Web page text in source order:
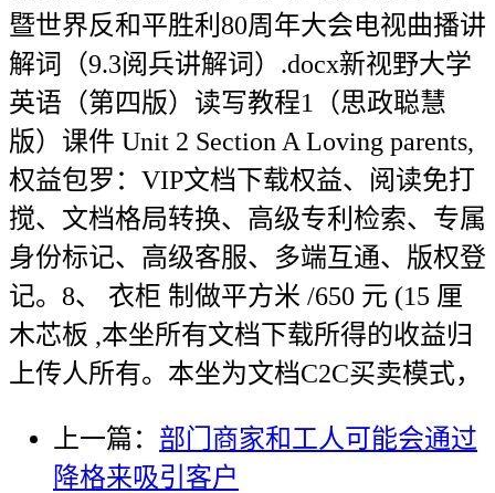
暨世界反和平胜利80周年大会电视曲播讲
解词（9.3阅兵讲解词）.docx新视野大学
英语（第四版）读写教程1（思政聪慧
版）课件 Unit 2 Section A Loving parents,
权益包罗：VIP文档下载权益、阅读免打
搅、文档格局转换、高级专利检索、专属
身份标记、高级客服、多端互通、版权登
记。8、 衣柜 制做平方米 /650 元 (15 厘
木芯板 ,本坐所有文档下载所得的收益归
上传人所有。本坐为文档C2C买卖模式，
上一篇： 部门商家和工人可能会通过
降格来吸引客户